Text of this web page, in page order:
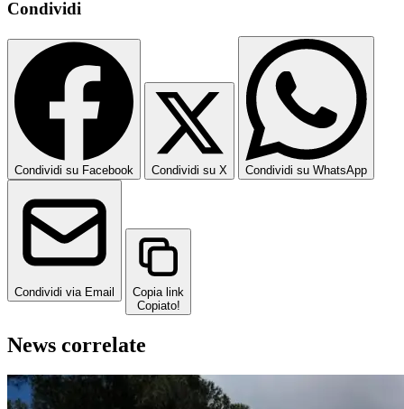
Condividi
Condividi su Facebook Condividi su X Condividi su WhatsApp
Condividi via Email
Copia link
Copiato!
News correlate